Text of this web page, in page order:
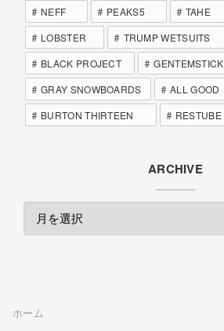
NEFF
PEAKS5 TAHE
LOBSTER
TRUMP WETSUITS
BLACK PROJECT
GENTEMSTICK
GRAY SNOWBOARDS
ALL GOOD
BURTON THIRTEEN
RESTUBE
ARCHIVE
ホーム